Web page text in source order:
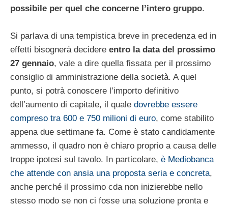
possibile per quel che concerne l’intero gruppo.
Si parlava di una tempistica breve in precedenza ed in
effetti bisognerà decidere entro la data del prossimo
27 gennaio, vale a dire quella fissata per il prossimo
consiglio di amministrazione della società. A quel
punto, si potrà conoscere l’importo definitivo
dell’aumento di capitale, il quale dovrebbe essere
compreso tra 600 e 750 milioni di euro, come stabilito
appena due settimane fa. Come è stato candidamente
ammesso, il quadro non è chiaro proprio a causa delle
troppe ipotesi sul tavolo. In particolare, è Mediobanca
che attende con ansia una proposta seria e concreta,
anche perché il prossimo cda non inizierebbe nello
stesso modo se non ci fosse una soluzione pronta e